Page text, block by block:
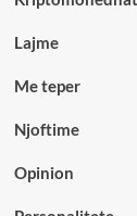
Lajme
Me teper
Njoftime
Opinion